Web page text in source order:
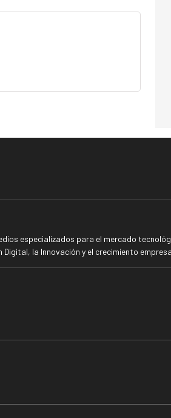
especializados para el mercado
la Innovación y el crecimiento